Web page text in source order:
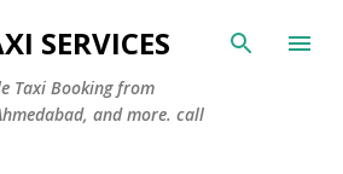
to main content
SERVICES
Taxi Booking from
and more. call